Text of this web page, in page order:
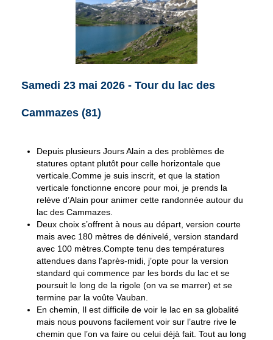
Samedi 23 mai 2026 - Tour du lac des
Cammazes (81)
Depuis plusieurs Jours Alain a des problèmes de
statures optant plutôt pour celle horizontale que
verticale.Comme je suis inscrit, et que la station
verticale fonctionne encore pour moi, je prends la
relève d’Alain pour animer cette randonnée autour du
lac des Cammazes.
Deux choix s’offrent à nous au départ, version courte
mais avec 180 mètres de dénivelé, version standard
avec 100 mètres.Compte tenu des températures
attendues dans l’après-midi, j’opte pour la version
standard qui commence par les bords du lac et se
poursuit le long de la rigole (on va se marrer) et se
termine par la voûte Vauban.
En chemin, Il est difficile de voir le lac en sa globalité
mais nous pouvons facilement voir sur l’autre rive le
chemin que l’on va faire ou celui déjà fait. Tout au long